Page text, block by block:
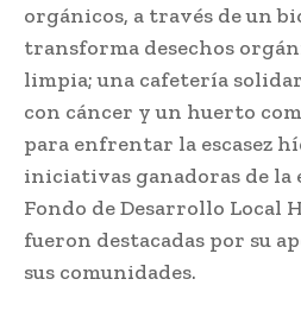
orgánicos, a través de un
transforma desechos
limpia; una cafetería
con cáncer y un huerto
para enfrentar la escasez
iniciativas ganadoras de la
Fondo de Desarrollo Local
fueron destacadas por su
sus comunidades.